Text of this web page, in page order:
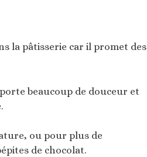
la pâtisserie car il promet des
beaucoup de douceur et
ou pour plus de
de chocolat.